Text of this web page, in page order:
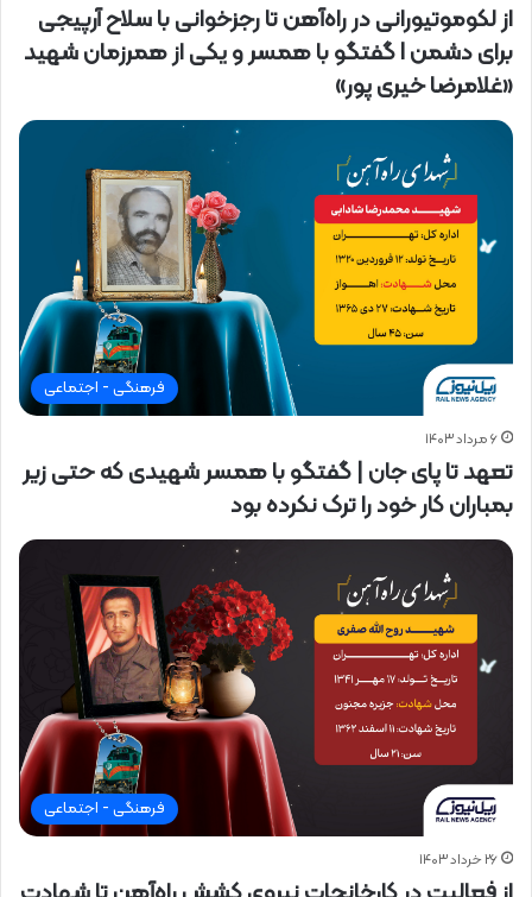
از لکوموتیورانی در راه‌آهن تا رجزخوانی با سلاح آرپیجی
برای دشمن I گفتگو با همسر و یکی از همرزمان شهید
«غلامرضا خیری پور»
فرهنگی - اجتماعی
۶ مرداد ۱۴۰۳
تعهد تا پای جان | گفتگو با همسر شهیدی که حتی زیر
بمباران کار خود را ترک نکرده بود
فرهنگی - اجتماعی
۲۶ خرداد ۱۴۰۳